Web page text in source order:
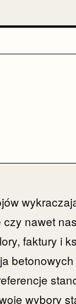
nawet
faktury i
wybory